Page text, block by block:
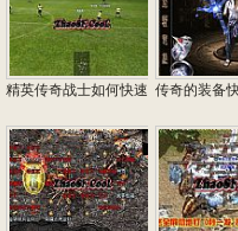
精英传奇战士如何快速 传奇的装备